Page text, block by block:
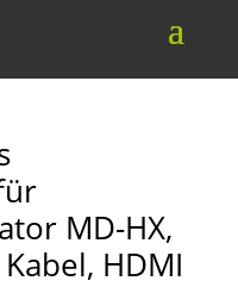
MD-HX,
HDMI